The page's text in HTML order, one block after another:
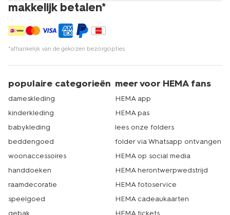
makkelijk betalen*
*afhankelijk van de gekozen bezorgopties
populaire categorieën
dameskleding
kinderkleding
babykleding
beddengoed
woonaccessoires
handdoeken
raamdecoratie
speelgoed
meer voor HEMA fans
HEMA app
HEMA pas
lees onze folders
folder via Whatsapp ontvangen
HEMA op social media
HEMA herontwerpwedstrijd
HEMA fotoservice
HEMA cadeaukaarten